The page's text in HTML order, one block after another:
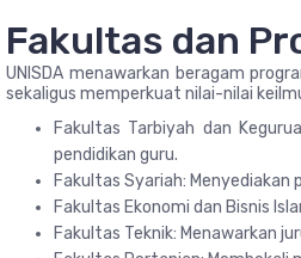
Fakultas dan
UNISDA menawarkan beragam
sekaligus memperkuat nilai-nilai
Fakultas Tarbiyah dan
pendidikan guru.
Fakultas Syariah: Menyediakan
Fakultas Ekonomi dan Bisnis
Fakultas Teknik: Menawarkan